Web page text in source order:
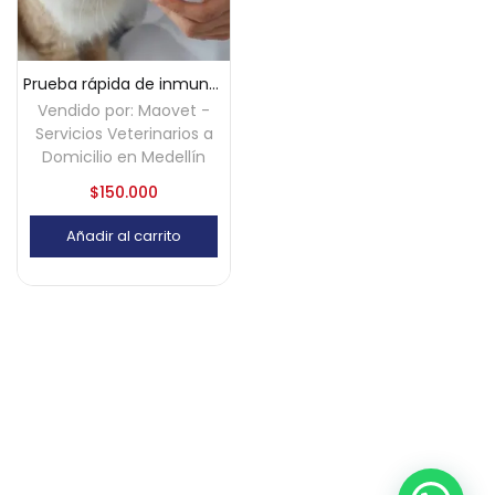
Prueba rápida de inmunodeficiencia felina (FIV) a domicilio – Medellín
Vendido por: Maovet -
Servicios Veterinarios a
Domicilio en Medellín
$150.000
Añadir al carrito